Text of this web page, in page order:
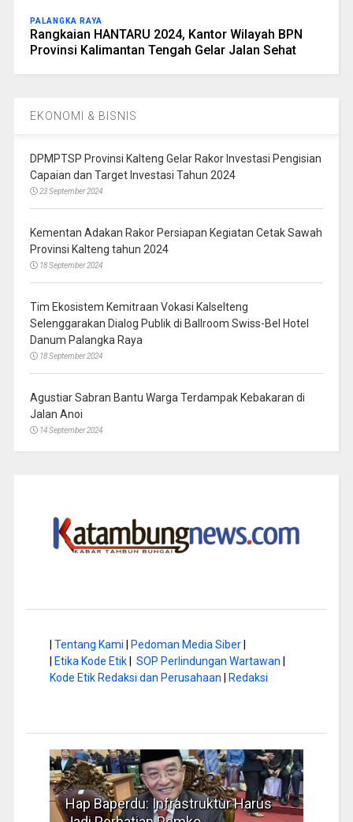
PALANGKA RAYA
Rangkaian HANTARU 2024, Kantor Wilayah BPN
Provinsi Kalimantan Tengah Gelar Jalan Sehat
EKONOMI & BISNIS
DPMPTSP Provinsi Kalteng Gelar Rakor Investasi Pengisian
Capaian dan Target Investasi Tahun 2024
23 September 2024
Kementan Adakan Rakor Persiapan Kegiatan Cetak Sawah
Provinsi Kalteng tahun 2024
18 September 2024
Tim Ekosistem Kemitraan Vokasi Kalselteng
Selenggarakan Dialog Publik di Ballroom Swiss-Bel Hotel
Danum Palangka Raya
18 September 2024
Agustiar Sabran Bantu Warga Terdampak Kebakaran di
Jalan Anoi
14 September 2024
| Tentang Kami | Pedoman Media Siber|
| Etika Kode Etik| SOP Perlindungan Wartawan |
Kode Etik Redaksi dan Perusahaan | Redaksi
Musim Kemarau, DPRD Dorong